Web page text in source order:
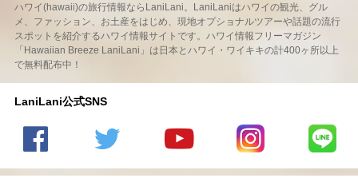
ハワイ(hawaii)の旅行情報ならLaniLani。LaniLaniはハワイの観光、グル
メ、ファッション、お土産をはじめ、現地オプショナルツアーや話題の流行
スポットを紹介するハワイ情報サイトです。ハワイ情報フリーマガジン
「Hawaiian Breeze LaniLani」は日本とハワイ・ワイキキの計400ヶ所以上
で無料配布中！
LaniLani公式SNS
LaniLani
LaniLani